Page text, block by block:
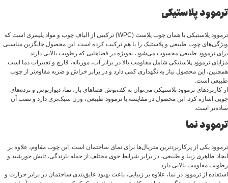
ترموود پلاستیکی
ترموود پلاستیکی یا همان چوب پلاست (WPC) ترکیبی از الیاف چوب و مواد پلیمری است که
ویژگی‌های چوب طبیعی و پلاستیک را با هم ترکیب کرده است. این محصول جایگزین مناسبی
برای ترموود طبیعی محسوب می‌شود، به‌ویژه در فضاهایی که رطوبت بالایی دارند.
مزایای ترموود پلاستیکی شامل مقاومت بالا در برابر آب، موریانه، قارچ و تغییرات دما است.
همچنین، این محصول نیاز به نگهداری کمی دارد و در برابر خراش و ضربه مقاوم‌تر از چوب
طبیعی است.
از کاربردهای ترموود پلاستیکی می‌توان به کف‌پوش فضاهای باز، نما، دیوارپوش و نرده‌های
چوبی اشاره کرد. این محصول در مقایسه با ترموود طبیعی، وزن سبک‌تری دارد و نصب آن
ساده‌تر است.
ترموود نما
ترموود یکی از پرکاربردترین متریال‌ها برای نمای ساختمان است. این چوب مقاوم، علاوه بر
ایجاد ظاهری زیبا و طبیعی، در برابر شرایط جوی مختلف از جمله بارندگی، تابش خورشید و
رطوبت مقاومت بالایی دارد.
استفاده از ترموود در نما، علاوه بر زیبایی، باعث بهبود عایق‌بندی ساختمان در برابر حرارت و